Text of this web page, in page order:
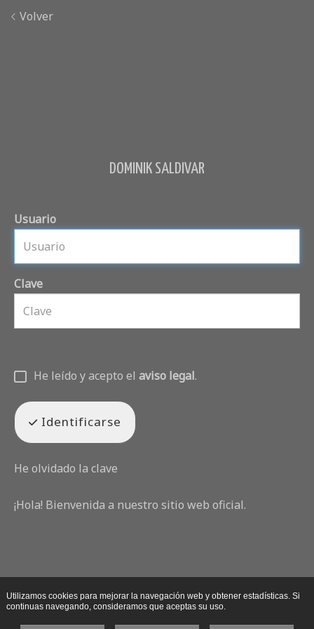
Volver
DOMINIK SALDIVAR
Usuario
Clave
He leído y acepto el aviso legal.
Identificarse
He olvidado la clave
¡Hola! Bienvenida a nuestro sitio web oficial.
Utilizamos cookies para mejorar la navegación web y obtener estadísticas. Si
continuas navegando, consideramos que aceptas su uso.